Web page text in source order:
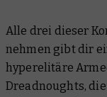
Alle drei dieser
nehmen gibt dir
hyperelitäre
Dreadnoughts,